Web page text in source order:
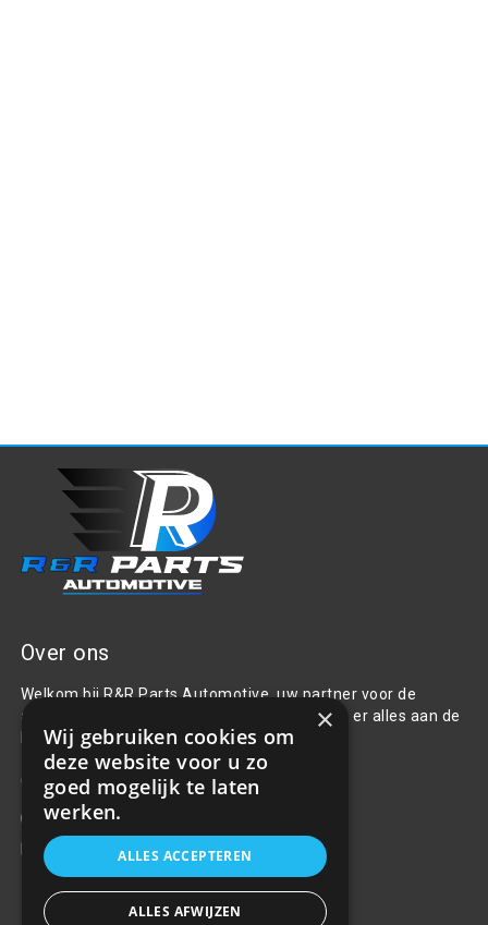
Over ons
Welkom bij R&R Parts Automotive, uw partner voor de
aanschaf van alle auto accessoires. Wij doen er alles aan de
beste selectie, service & prijs te bieden.
Contact
+31(0)85 486 83 17
info@rrparts.nl
Klantenservice
×
Wij gebruiken cookies om
deze website voor u zo
goed mogelijk te laten
werken.
ALLES ACCEPTEREN
ALLES AFWIJZEN